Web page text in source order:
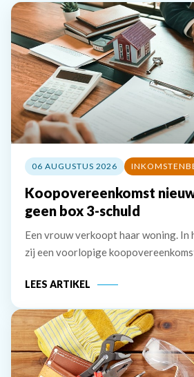
06 AUGUSTUS 2026
Koopovereenkomst
geen box 3-schuld
Een vrouw verkoopt haar woning.
zij een voorlopige
De vrouw maakt de koopsom in
LEES ARTIKEL